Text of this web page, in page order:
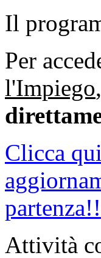
Il
Per
l'Impiego,
Clicca
partenza!!
Attività